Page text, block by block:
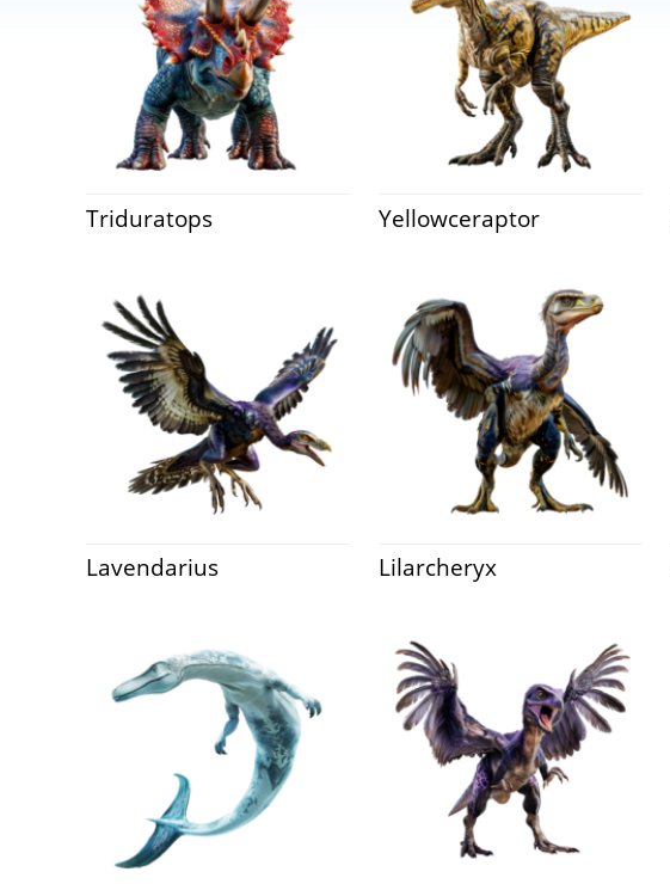
Triduratops Yellowceraptor
Lavendarius Lilarcheryx